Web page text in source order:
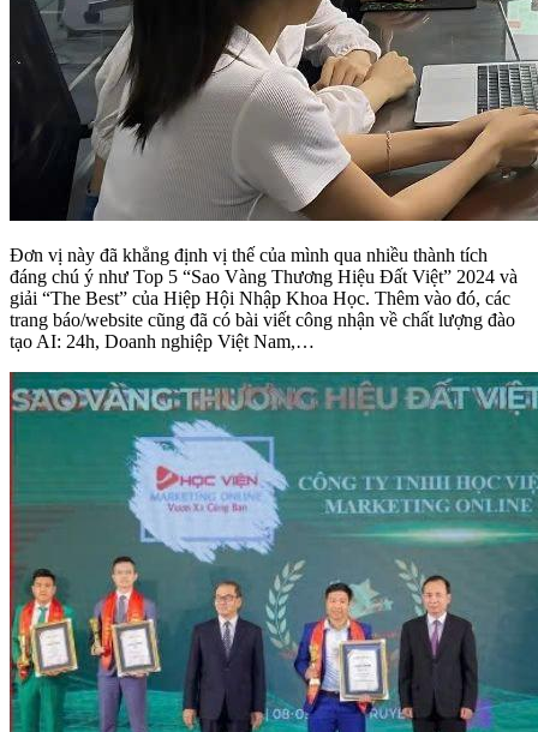
Đơn vị này đã khẳng định vị thế của mình qua nhiều thành tích
đáng chú ý như Top 5 “Sao Vàng Thương Hiệu Đất Việt” 2024 và
giải “The Best” của Hiệp Hội Nhập Khoa Học. Thêm vào đó, các
trang báo/website cũng đã có bài viết công nhận về chất lượng đào
tạo AI: 24h, Doanh nghiệp Việt Nam,…